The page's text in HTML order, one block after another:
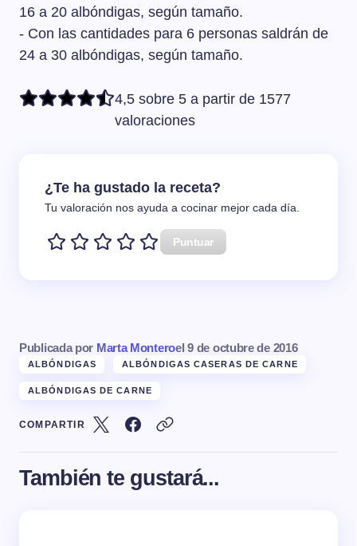
16 a 20 albóndigas, según tamaño.
- Con las cantidades para 6 personas saldrán de
24 a 30 albóndigas, según tamaño.
4,5 sobre 5 a partir de 1577
valoraciones
¿Te ha gustado la receta?
Tu valoración nos ayuda a cocinar mejor cada día.
Puntuar
Publicada por Marta Monteroel 9 de octubre de 2016
ALBÓNDIGAS ALBÓNDIGAS CASERAS DE CARNE
ALBÓNDIGAS DE CARNE
COMPARTIR
También te gustará...